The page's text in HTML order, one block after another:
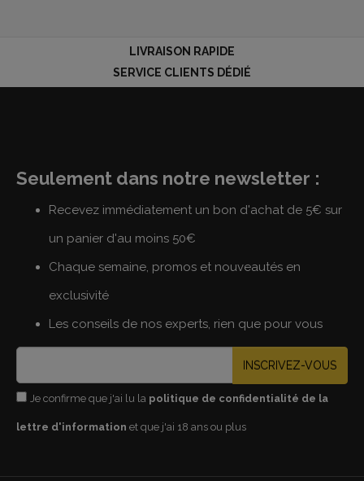
LIVRAISON RAPIDE
SERVICE CLIENTS DÉDIÉ
Seulement dans notre newsletter :
Recevez immédiatement un bon d'achat de 5€ sur
un panier d'au moins 50€
Chaque semaine, promos et nouveautés en
exclusivité
Les conseils de nos experts, rien que pour vous
INSCRIVEZ-VOUS
Je confirme que j'ai lu la politique de confidentialité de la
lettre d'information et que j'ai 18 ans ou plus